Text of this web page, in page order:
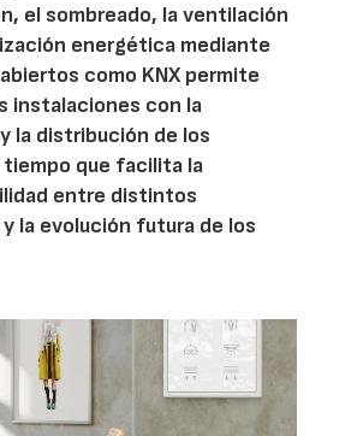
el sombreado, la ventilación
energética mediante
como KNX permite
instalaciones con la
la distribución de los
tiempo que facilita la
entre distintos
la evolución futura de los